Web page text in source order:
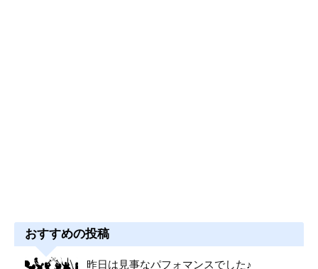
おすすめの投稿
昨日は見事なパフォマンスでした♪